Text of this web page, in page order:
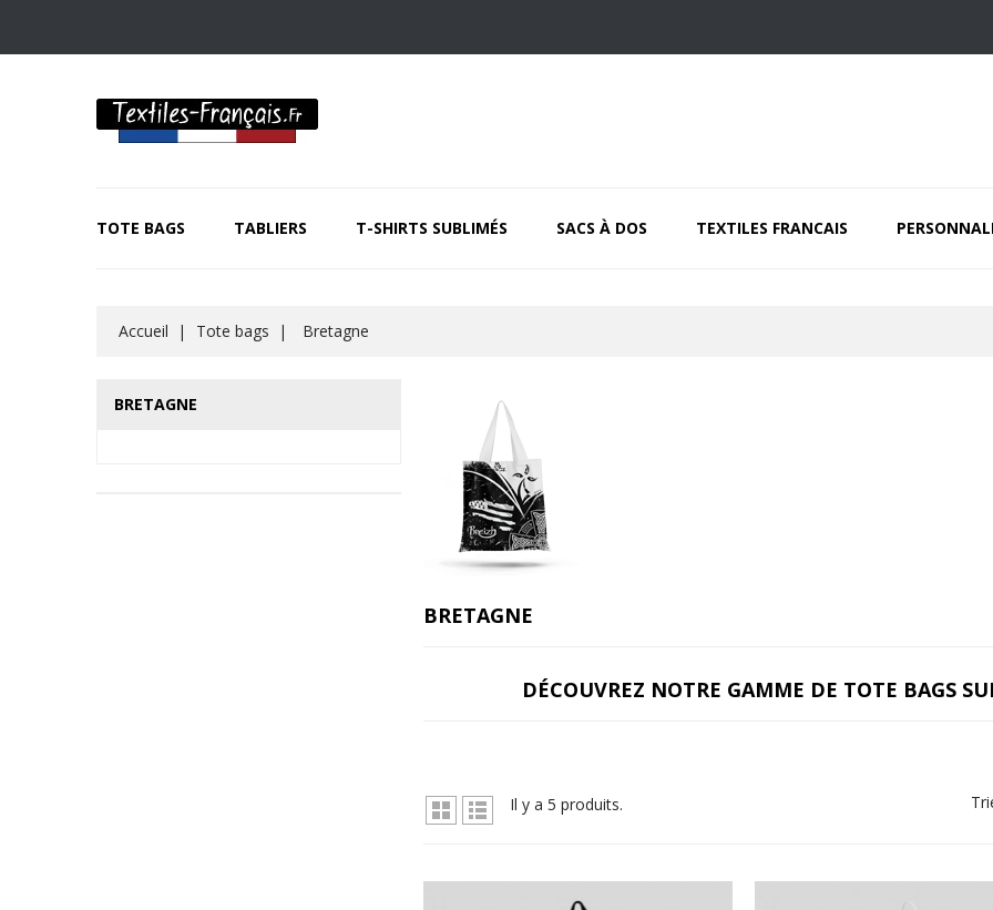
TOTE BAGS TABLIERS T-SHIRTS SUBLIMÉS SACS À DOS TEXTILES FRANCAIS
Accueil Tote bags Bretagne
BRETAGNE
BRETAGNE
DÉCOUVREZ NOTRE GAMME DE TOTE BAGS
Il y a 5 produits.